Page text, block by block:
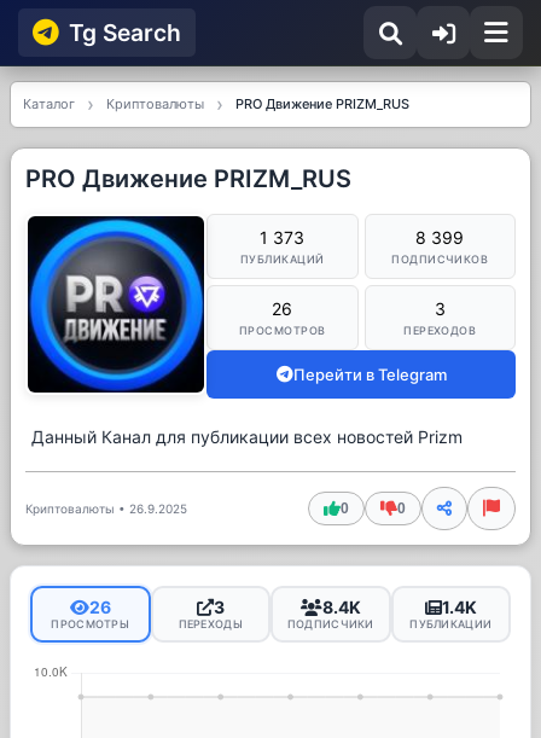
Tg Searсh
Каталог Криптовалюты PRO Движение PRIZM_RUS
PRO Движение PRIZM_RUS
1 373
ПУБЛИКАЦИЙ
8 399
ПОДПИСЧИКОВ
26
ПРОСМОТРОВ
3
ПЕРЕХОДОВ
Перейти в Telegram
Данный Канал для публикации всех новостей Prizm
Криптовалюты • 26.9.2025 0 0
26
ПРОСМОТРЫ
3
ПЕРЕХОДЫ
8.4K
ПОДПИСЧИКИ
1.4K
ПУБЛИКАЦИИ